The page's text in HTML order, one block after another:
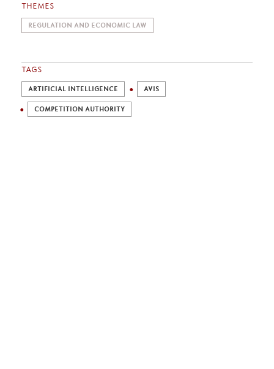
THEMES
REGULATION AND ECONOMIC LAW
TAGS
ARTIFICIAL INTELLIGENCE AVIS
COMPETITION AUTHORITY